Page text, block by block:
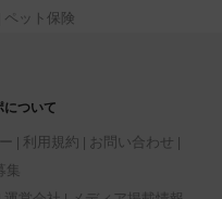
ペット保険
について
利用規約
お問い合わせ